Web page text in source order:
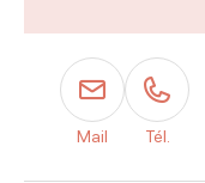
Mail Tél.